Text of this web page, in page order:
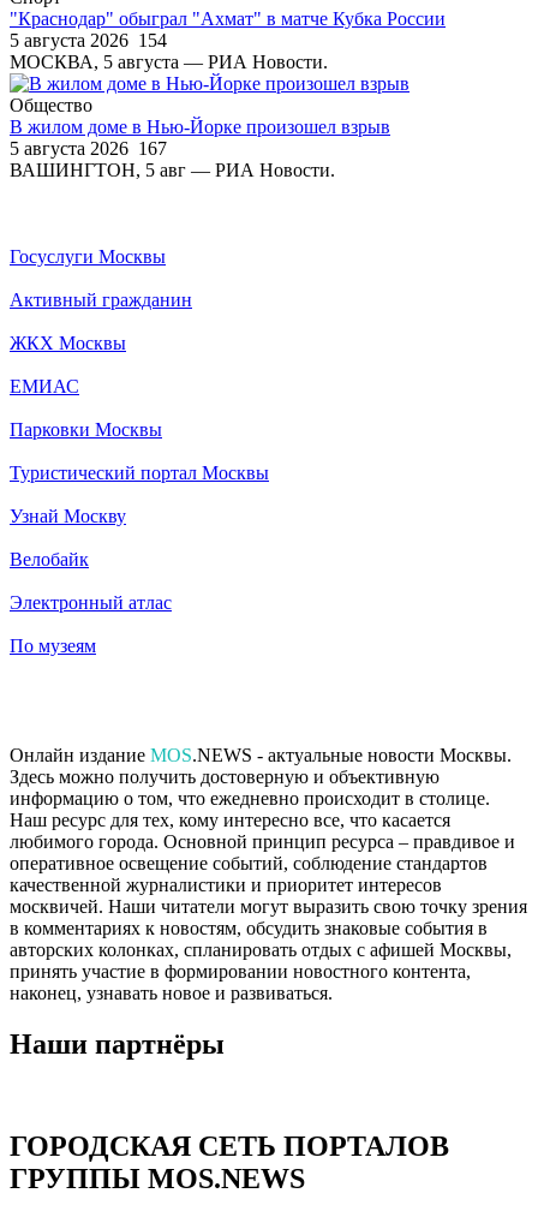
"Краснодар" обыграл "Ахмат" в матче Кубка России
5 августа 2026 154
МОСКВА, 5 августа — РИА Новости.
Общество
В жилом доме в Нью-Йорке произошел взрыв
5 августа 2026 167
ВАШИНГТОН, 5 авг — РИА Новости.
Госуслуги Москвы
Активный гражданин
ЖКХ Москвы
ЕМИАС
Парковки Москвы
Туристический портал Москвы
Узнай Москву
Велобайк
Электронный атлас
По музеям
Онлайн издание MOS.NEWS - актуальные новости Москвы.
Здесь можно получить достоверную и объективную
информацию о том, что ежедневно происходит в столице.
Наш ресурс для тех, кому интересно все, что касается
любимого города. Основной принцип ресурса – правдивое и
оперативное освещение событий, соблюдение стандартов
качественной журналистики и приоритет интересов
москвичей. Наши читатели могут выразить свою точку зрения
в комментариях к новостям, обсудить знаковые события в
авторских колонках, спланировать отдых с афишей Москвы,
принять участие в формировании новостного контента,
наконец, узнавать новое и развиваться.
Наши партнёры
ГОРОДСКАЯ СЕТЬ ПОРТАЛОВ
ГРУППЫ MOS.NEWS